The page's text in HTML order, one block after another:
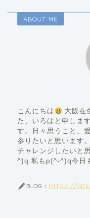
ABOUT ME
こんにちは
大阪在
た、いろはと申しま
す。日々思うこと、
参りたいと思います
チャレンジしたいと
^)q 私もp(^-^)q今日
BLOG： https://